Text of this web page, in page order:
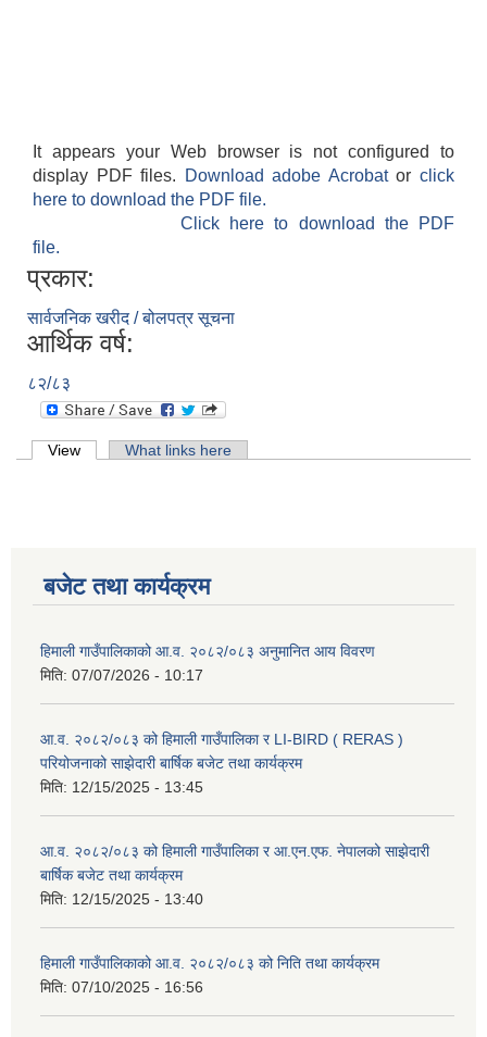
It appears your Web browser is not configured to
display PDF files.
Download adobe Acrobatorclick
here to download the PDF file.
Click here to download the PDF
file.
प्रकार:
सार्वजनिक खरीद / बोलपत्र सूचना
आर्थिक वर्ष:
८२/८३
Primary tabs
View (active tab)What links here
बजेट तथा कार्यक्रम
हिमाली गाउँपालिकाको आ.व. २०८२/०८३ अनुमानित आय विवरण
मिति: 07/07/2026 - 10:17
आ.व. २०८२/०८३ को हिमाली गाउँपालिका र LI-BIRD ( RERAS )
परियोजनाको साझेदारी बार्षिक बजेट तथा कार्यक्रम
मिति: 12/15/2025 - 13:45
आ.व. २०८२/०८३ को हिमाली गाउँपालिका र आ.एन.एफ. नेपालको साझेदारी
बार्षिक बजेट तथा कार्यक्रम
मिति: 12/15/2025 - 13:40
हिमाली गाउँपालिकाको आ.व. २०८२/०८३ को निति तथा कार्यक्रम
मिति: 07/10/2025 - 16:56